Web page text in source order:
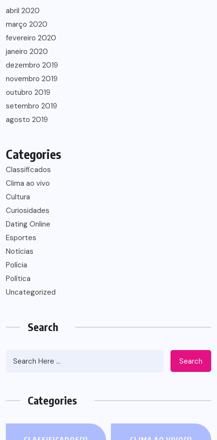
abril 2020
março 2020
fevereiro 2020
janeiro 2020
dezembro 2019
novembro 2019
outubro 2019
setembro 2019
agosto 2019
Categories
Classificados
Clima ao vivo
Cultura
Curiosidades
Dating Online
Esportes
Notícias
Polícia
Política
Uncategorized
Search
Search
Categories